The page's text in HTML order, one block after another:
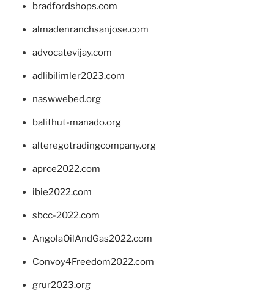
bradfordshops.com
almadenranchsanjose.com
advocatevijay.com
adlibilimler2023.com
naswwebed.org
balithut-manado.org
alteregotradingcompany.org
aprce2022.com
ibie2022.com
sbcc-2022.com
AngolaOilAndGas2022.com
Convoy4Freedom2022.com
grur2023.org